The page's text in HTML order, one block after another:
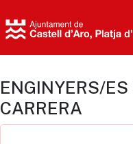
ENGINYERS/
CARRERA